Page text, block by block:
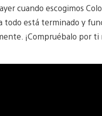
cuando escogimos
está terminado y
¡Compruébalo por ti